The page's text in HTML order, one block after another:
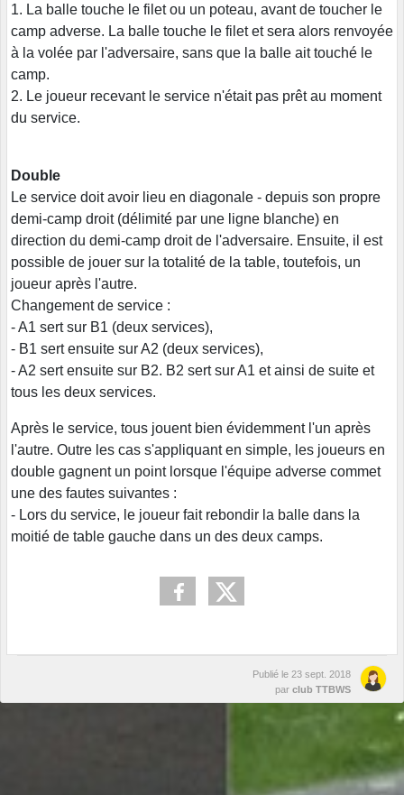
1. La balle touche le filet ou un poteau, avant de toucher le
camp adverse. La balle touche le filet et sera alors renvoyée
à la volée par l'adversaire, sans que la balle ait touché le
camp.
2. Le joueur recevant le service n'était pas prêt au moment
du service.
Double
Le service doit avoir lieu en diagonale - depuis son propre
demi-camp droit (délimité par une ligne blanche) en
direction du demi-camp droit de l'adversaire. Ensuite, il est
possible de jouer sur la totalité de la table, toutefois, un
joueur après l'autre.
Changement de service :
- A1 sert sur B1 (deux services),
- B1 sert ensuite sur A2 (deux services),
- A2 sert ensuite sur B2. B2 sert sur A1 et ainsi de suite et
tous les deux services.
Après le service, tous jouent bien évidemment l'un après
l'autre. Outre les cas s'appliquant en simple, les joueurs en
double gagnent un point lorsque l'équipe adverse commet
une des fautes suivantes :
- Lors du service, le joueur fait rebondir la balle dans la
moitié de table gauche dans un des deux camps.
Publié le 23 sept. 2018
par club TTBWS